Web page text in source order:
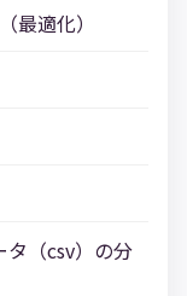
最適化）
タ（csv）の分